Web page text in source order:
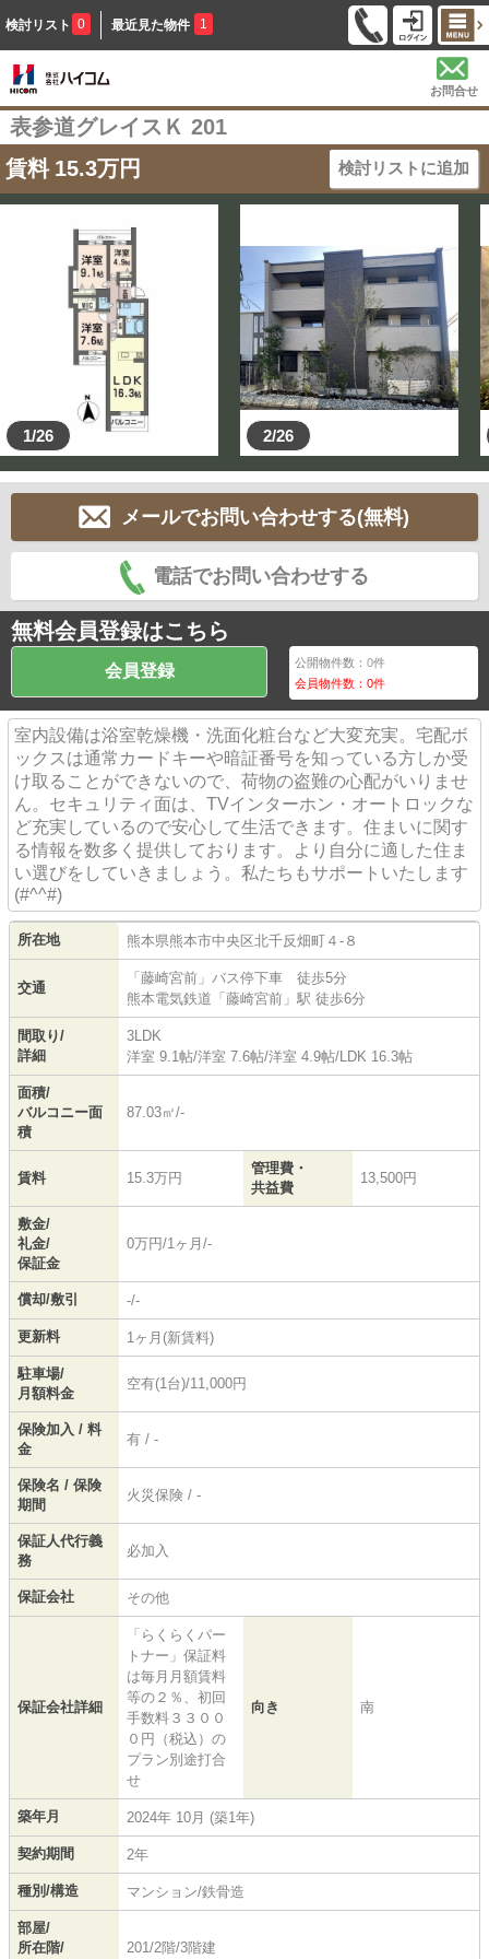
検討リスト 0 最近見た物件 1
お問合せ
表参道グレイスＫ 201
賃料 15.3万円 検討リストに追加
1/26 2/26
メールでお問い合わせする(無料)
電話でお問い合わせする
無料会員登録はこちら
会員登録 公開物件数：0件
会員物件数：0件
室内設備は浴室乾燥機・洗面化粧台など大変充実。宅配ボ
ックスは通常カードキーや暗証番号を知っている方しか受
け取ることができないので、荷物の盗難の心配がいりませ
ん。セキュリティ面は、TVインターホン・オートロックな
ど充実しているので安心して生活できます。住まいに関す
る情報を数多く提供しております。より自分に適した住ま
い選びをしていきましょう。私たちもサポートいたします
(#^^#)
所在地 熊本県熊本市中央区北千反畑町 ４-８
交通
「藤崎宮前」バス停下車 徒歩5分
熊本電気鉄道 「 藤崎宮前 」駅 徒歩6分
間取り/
詳細
3LDK
洋室 9.1帖/洋室 7.6帖/洋室 4.9帖/ LDK 16.3帖
面積/
バルコニー面
積
87.03㎡/-
賃料 15.3万円
管理費・
共益費
13,500円
敷金/
礼金/
保証金
0万円/1ヶ月/-
償却/敷引 -/-
更新料 1ヶ月(新賃料)
駐車場/
月額料金
空有(1台)/11,000円
保険加入 / 料
金
有 / -
保険名 / 保険
期間
火災保険 / -
保証人代行義
務
必加入
保証会社 その他
保証会社詳細
「らくらくパー
トナー」保証料
は毎月月額賃料
等の２％、初回
手数料３３００
０円（税込）の
プラン別途打合
せ
向き 南
築年月 2024年 10月 (築1年)
契約期間 2年
種別/構造 マンション/鉄骨造
部屋/
所在階/
201/2階/3階建